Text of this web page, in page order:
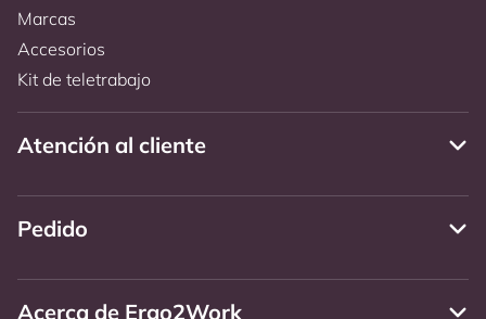
Marcas
Accesorios
Kit de teletrabajo
Atención al cliente
Pedido
Acerca de Ergo2Work